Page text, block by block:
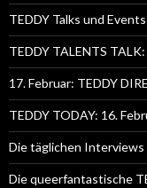
TEDDY Talks und Events
TEDDY TALENTS
17. Februar: TEDDY
TEDDY TODAY: 16.
Die täglichen Interviews
Die queerfantastische